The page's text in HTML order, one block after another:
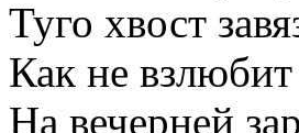
Туго хвост
Как не
На вечерней